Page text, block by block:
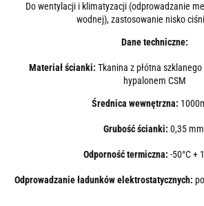
Do wentylacji i klimatyzacji (odprowadzanie
wodnej), zastosowanie nisko
Dane techniczne:
Materiał ścianki: Tkanina z płótna
hypalonem CSM
Średnica wewnętrzna:
Grubość ścianki: 0,35 mm
Odporność termiczna: -50°C +
Odprowadzanie ładunków elektrostatycznych: